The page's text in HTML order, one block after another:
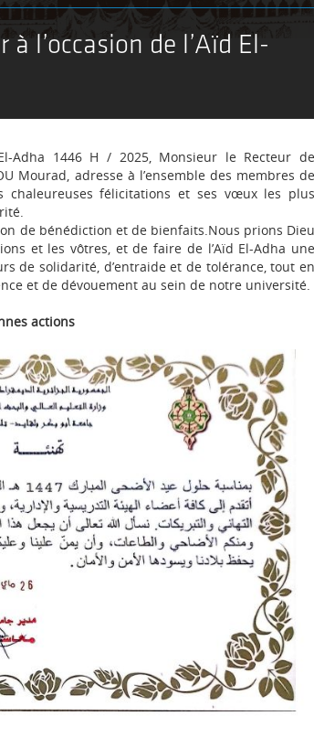
l’occasion de l’Aïd El-
Adha 1446 H / 2025, Monsieur le Recteur de
Mourad, adresse à l’ensemble des membres de
chaleureuses félicitations et ses vœux les plus
de bénédiction et de bienfaits.Nous prions Dieu
et les vôtres, et de faire de l’Aïd El-Adha une
de solidarité, d’entraide et de tolérance, tout en
et de dévouement au sein de notre université.
actions